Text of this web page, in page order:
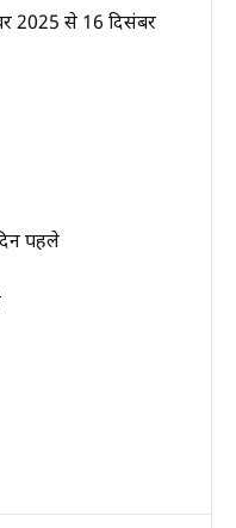
2025 से 16 दिसंबर
पहले